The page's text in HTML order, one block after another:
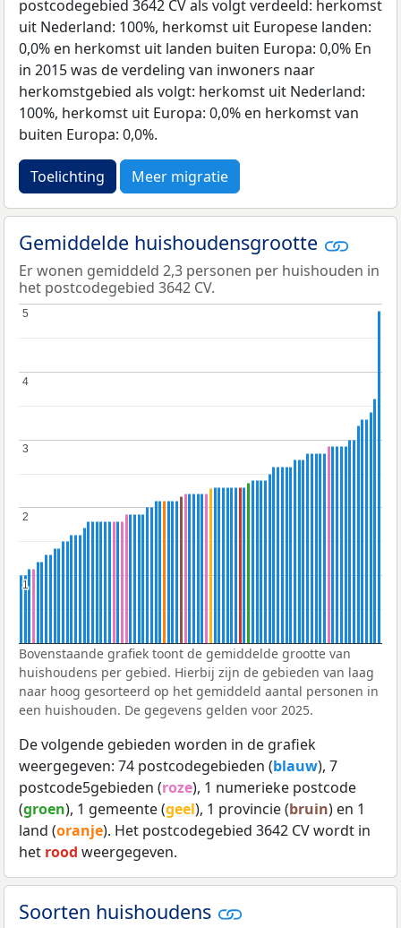
postcodegebied 3642 CV als volgt verdeeld: herkomst
uit Nederland: 100%, herkomst uit Europese landen:
0,0% en herkomst uit landen buiten Europa: 0,0% En
in 2015 was de verdeling van inwoners naar
herkomstgebied als volgt: herkomst uit Nederland:
100%, herkomst uit Europa: 0,0% en herkomst van
buiten Europa: 0,0%.
Toelichting Meer migratie
Gemiddelde huishoudensgrootte
Er wonen gemiddeld 2,3 personen per huishouden in
het postcodegebied 3642 CV.
1
1
2
2
3
3
4
4
5
5
Bovenstaande grafiek toont de gemiddelde grootte van
huishoudens per gebied. Hierbij zijn de gebieden van laag
naar hoog gesorteerd op het gemiddeld aantal personen in
een huishouden. De gegevens gelden voor 2025.
De volgende gebieden worden in de grafiek
weergegeven: 74 postcodegebieden (blauw), 7
postcode5gebieden (roze), 1 numerieke postcode
(groen), 1 gemeente (geel), 1 provincie (bruin) en 1
land (oranje). Het postcodegebied 3642 CV wordt in
het rood weergegeven.
Soorten huishoudens